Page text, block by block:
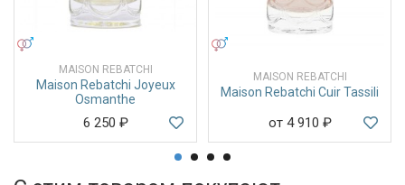
MAISON REBATCHI
Maison Rebatchi Joyeux
Osmanthe
6 250 ₽
MAISON REBATCHI
Maison Rebatchi Cuir Tassili
от 4 910 ₽